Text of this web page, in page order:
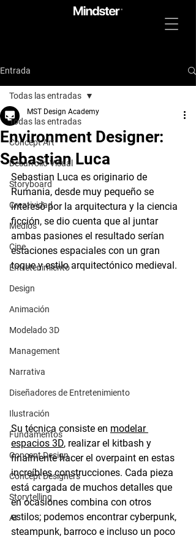
Entrada
Todas las entradas
Concept Art
Desarrollo Visual
Storyboard
Creatividad
Medios
Cine
Entretenimiento
Design
Animación
Modelado 3D
Management
Narrativa
Diseñadores de Entretenimiento
Ilustración
Fundamentos
Concept Design
Concept Designers
Storytelling
AI
Todas las entradas
Environment Designer:
Sebastian Luca
MST Design Academy
Sebastian Luca es originario de
Rumania, desde muy pequeño se
interesó por la arquitectura y la ciencia
ficción, se dio cuenta que al juntar
ambas pasiones el resultado serían
estaciones espaciales con un gran
toque y estilo arquitectónico medieval.
Su técnica consiste en modelar
espacios 3D, realizar el kitbash y
finalmente hacer el overpaint en estas
increíbles construcciones. Cada pieza
está cargada de muchos detalles que
en ocasiones combina con otros
estilos; podemos encontrar cyberpunk,
steampunk, barroco e incluso un poco